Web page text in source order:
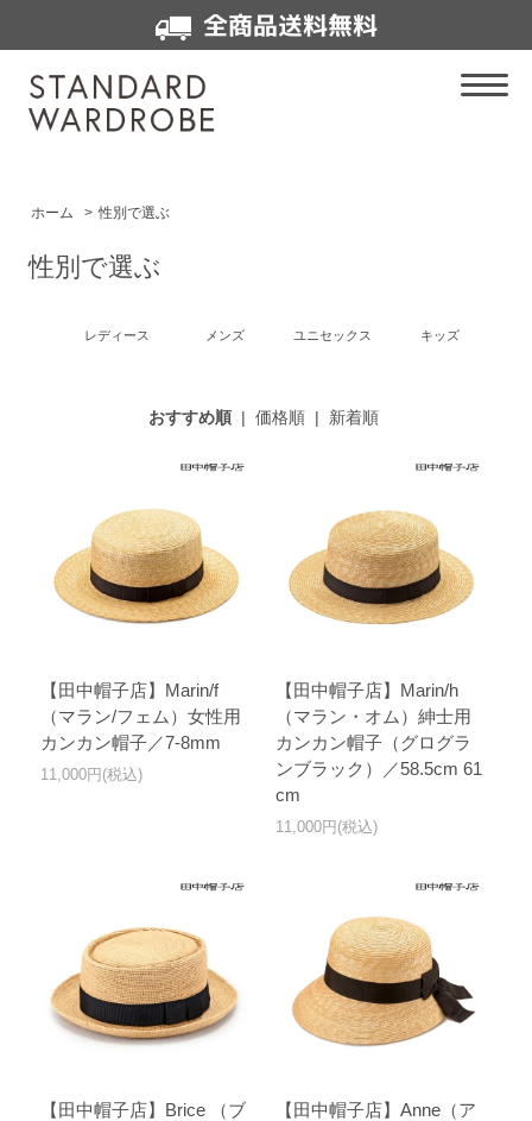
全商品送料無料
ホーム > 性別で選ぶ
性別で選ぶ
レディース メンズ ユニセックス キッズ
おすすめ順| 価格順| 新着順
【田中帽子店】Marin/f
（マラン/フェム）女性用
カンカン帽子／7-8mm
11,000円(税込)
【田中帽子店】Marin/h
（マラン・オム）紳士用
カンカン帽子（グログラ
ンブラック）／58.5cm 61
cm
11,000円(税込)
【田中帽子店】Brice （ブ
【田中帽子店】Anne（ア